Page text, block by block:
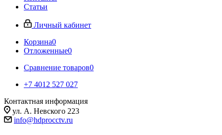
Статьи
Личный кабинет
Корзина0
Отложенные0
Сравнение товаров0
+7 4012 527 027
Контактная информация
ул. А. Невского 223
info@hdprocctv.ru